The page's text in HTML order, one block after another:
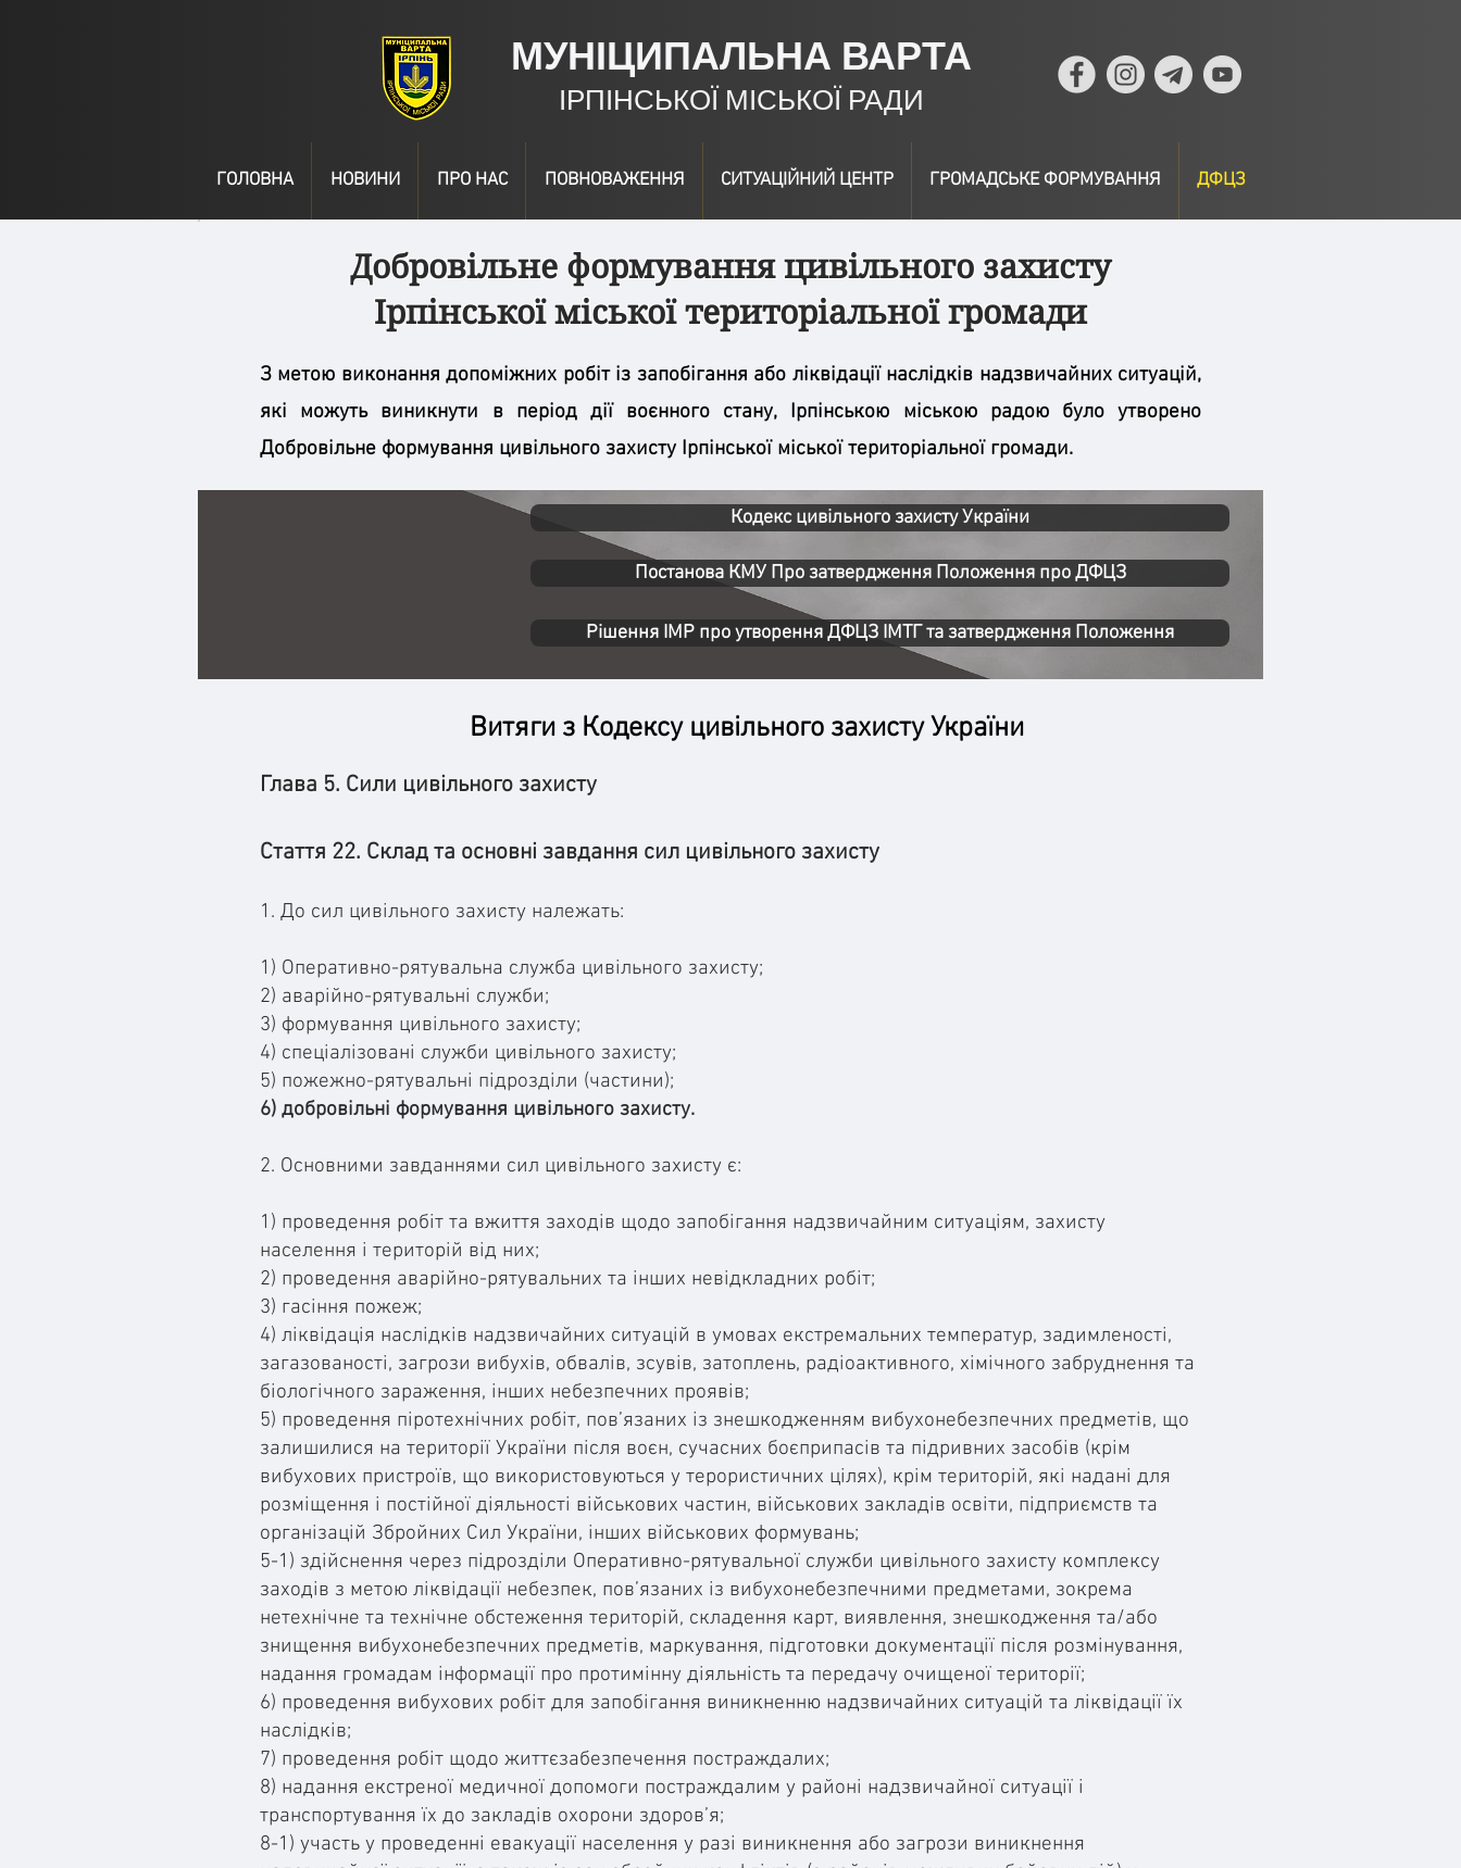
МУНІЦИПАЛЬНА ВАРТА
ІРПІНСЬКОЇ МІСЬКОЇ РАДИ
ГОЛОВНА НОВИНИ ПРО НАС ПОВНОВАЖЕННЯ СИТУАЦІЙНИЙ ЦЕНТР ГРОМАДСЬКЕ ФОРМУВАННЯ ДФЦЗ
Добровільне формування цивільного захисту
Ірпінської міської територіальної громади
З метою виконання допоміжних робіт із запобігання або ліквідації наслідків надзвичайних ситуацій,
які можуть виникнути в період дії воєнного стану, Ірпінською міською радою було утворено
Добровільне формування цивільного захисту Ірпінської міської територіальної громади.
Постанова КМУ Про затвердження Положення про ДФЦЗ
Кодекс цивільного захисту України
Рішення ІМР про утворення ДФЦЗ ІМТГ та затвердження Положення
Витяги з Кодексу цивільного захисту України
Глава 5. Сили цивільного захисту
Стаття 22. Склад та основні завдання сил цивільного захисту
1. До сил цивільного захисту належать:
1) Оперативно-рятувальна служба цивільного захисту;
2) аварійно-рятувальні служби;
3) формування цивільного захисту;
4) спеціалізовані служби цивільного захисту;
5) пожежно-рятувальні підрозділи (частини);
6) добровільні формування цивільного захисту.
2. Основними завданнями сил цивільного захисту є:
1) проведення робіт та вжиття заходів щодо запобігання надзвичайним ситуаціям, захисту
населення і територій від них;
2) проведення аварійно-рятувальних та інших невідкладних робіт;
3) гасіння пожеж;
4) ліквідація наслідків надзвичайних ситуацій в умовах екстремальних температур, задимленості,
загазованості, загрози вибухів, обвалів, зсувів, затоплень, радіоактивного, хімічного забруднення та
біологічного зараження, інших небезпечних проявів;
5) проведення піротехнічних робіт, пов’язаних із знешкодженням вибухонебезпечних предметів, що
залишилися на території України після воєн, сучасних боєприпасів та підривних засобів (крім
вибухових пристроїв, що використовуються у терористичних цілях), крім територій, які надані для
розміщення і постійної діяльності військових частин, військових закладів освіти, підприємств та
організацій Збройних Сил України, інших військових формувань;
5-1) здійснення через підрозділи Оперативно-рятувальної служби цивільного захисту комплексу
заходів з метою ліквідації небезпек, пов’язаних із вибухонебезпечними предметами, зокрема
нетехнічне та технічне обстеження територій, складення карт, виявлення, знешкодження та/або
знищення вибухонебезпечних предметів, маркування, підготовки документації після розмінування,
надання громадам інформації про протимінну діяльність та передачу очищеної території;
6) проведення вибухових робіт для запобігання виникненню надзвичайних ситуацій та ліквідації їх
наслідків;
7) проведення робіт щодо життєзабезпечення постраждалих;
8) надання екстреної медичної допомоги постраждалим у районі надзвичайної ситуації і
транспортування їх до закладів охорони здоров’я;
8-1) участь у проведенні евакуації населення у разі виникнення або загрози виникнення